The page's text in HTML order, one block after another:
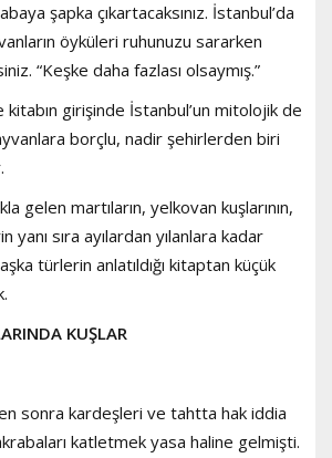
şapka çıkartacaksınız. İstanbul’da
öyküleri ruhunuzu sararken
“Keşke daha fazlası olsaymış.”
girişinde İstanbul’un mitolojik de
borçlu, nadir şehirlerden biri
gelen martıların, yelkovan kuşlarının,
yanı sıra ayılardan yılanlara kadar
türlerin anlatıldığı kitaptan küçük
KUŞLAR
sonra kardeşleri ve tahtta hak iddia
katletmek yasa haline gelmişti.